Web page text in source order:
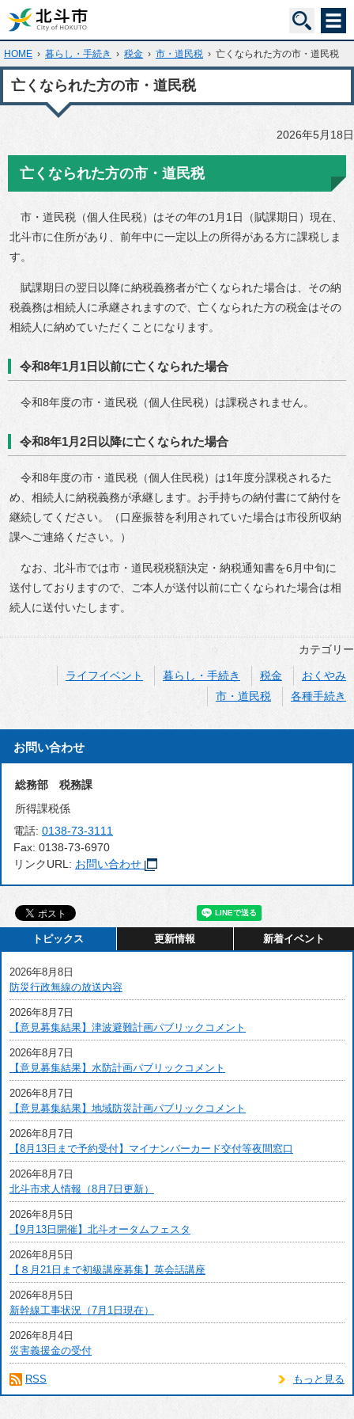
HOME › 暮らし・手続き › 税金 › 市・道民税 › 亡くなられた方の市・道民税
亡くなられた方の市・道民税
2026年5月18日
亡くなられた方の市・道民税
市・道民税（個人住民税）はその年の1月1日（賦課期日）現在、
北斗市に住所があり、前年中に一定以上の所得がある方に課税しま
す。
賦課期日の翌日以降に納税義務者が亡くなられた場合は、その納
税義務は相続人に承継されますので、亡くなられた方の税金はその
相続人に納めていただくことになります。
令和8年1月1日以前に亡くなられた場合
令和8年度の市・道民税（個人住民税）は課税されません。
令和8年1月2日以降に亡くなられた場合
令和8年度の市・道民税（個人住民税）は1年度分課税されるた
め、相続人に納税義務が承継します。お手持ちの納付書にて納付を
継続してください。（口座振替を利用されていた場合は市役所収納
課へご連絡ください。）
なお、北斗市では市・道民税税額決定・納税通知書を6月中旬に
送付しておりますので、ご本人が送付以前に亡くなられた場合は相
続人に送付いたします。
カテゴリー
ライフイベント 暮らし・手続き 税金
おくやみ
市・道民税
各種手続き
お問い合わせ
総務部 税務課
所得課税係
電話: 0138-73-3111
Fax: 0138-73-6970
リンクURL: お問い合わせ
トピックス 更新情報 新着イベント
2026年8月8日
防災行政無線の放送内容
2026年8月7日
【意見募集結果】津波避難計画パブリックコメント
2026年8月7日
【意見募集結果】水防計画パブリックコメント
2026年8月7日
【意見募集結果】地域防災計画パブリックコメント
2026年8月7日
【8月13日まで予約受付】マイナンバーカード交付等夜間窓口
2026年8月7日
北斗市求人情報（8月7日更新）
2026年8月5日
【9月13日開催】北斗オータムフェスタ
2026年8月5日
【８月21日まで初級講座募集】英会話講座
2026年8月5日
新幹線工事状況（7月1日現在）
2026年8月4日
災害義援金の受付
もっと見る
RSS